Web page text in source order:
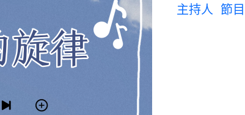
主持人 節